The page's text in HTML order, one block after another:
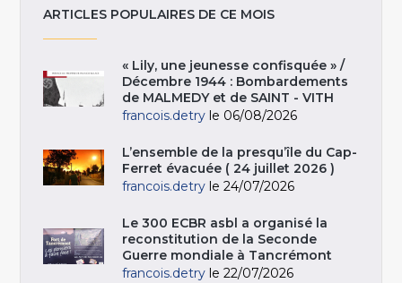
ARTICLES POPULAIRES DE CE MOIS
« Lily, une jeunesse confisquée » /
Décembre 1944 : Bombardements
de MALMEDY et de SAINT - VITH
francois.detry le 06/08/2026
L’ensemble de la presqu’île du Cap-
Ferret évacuée ( 24 juillet 2026 )
francois.detry le 24/07/2026
Le 300 ECBR asbl a organisé la
reconstitution de la Seconde
Guerre mondiale à Tancrémont
francois.detry le 22/07/2026